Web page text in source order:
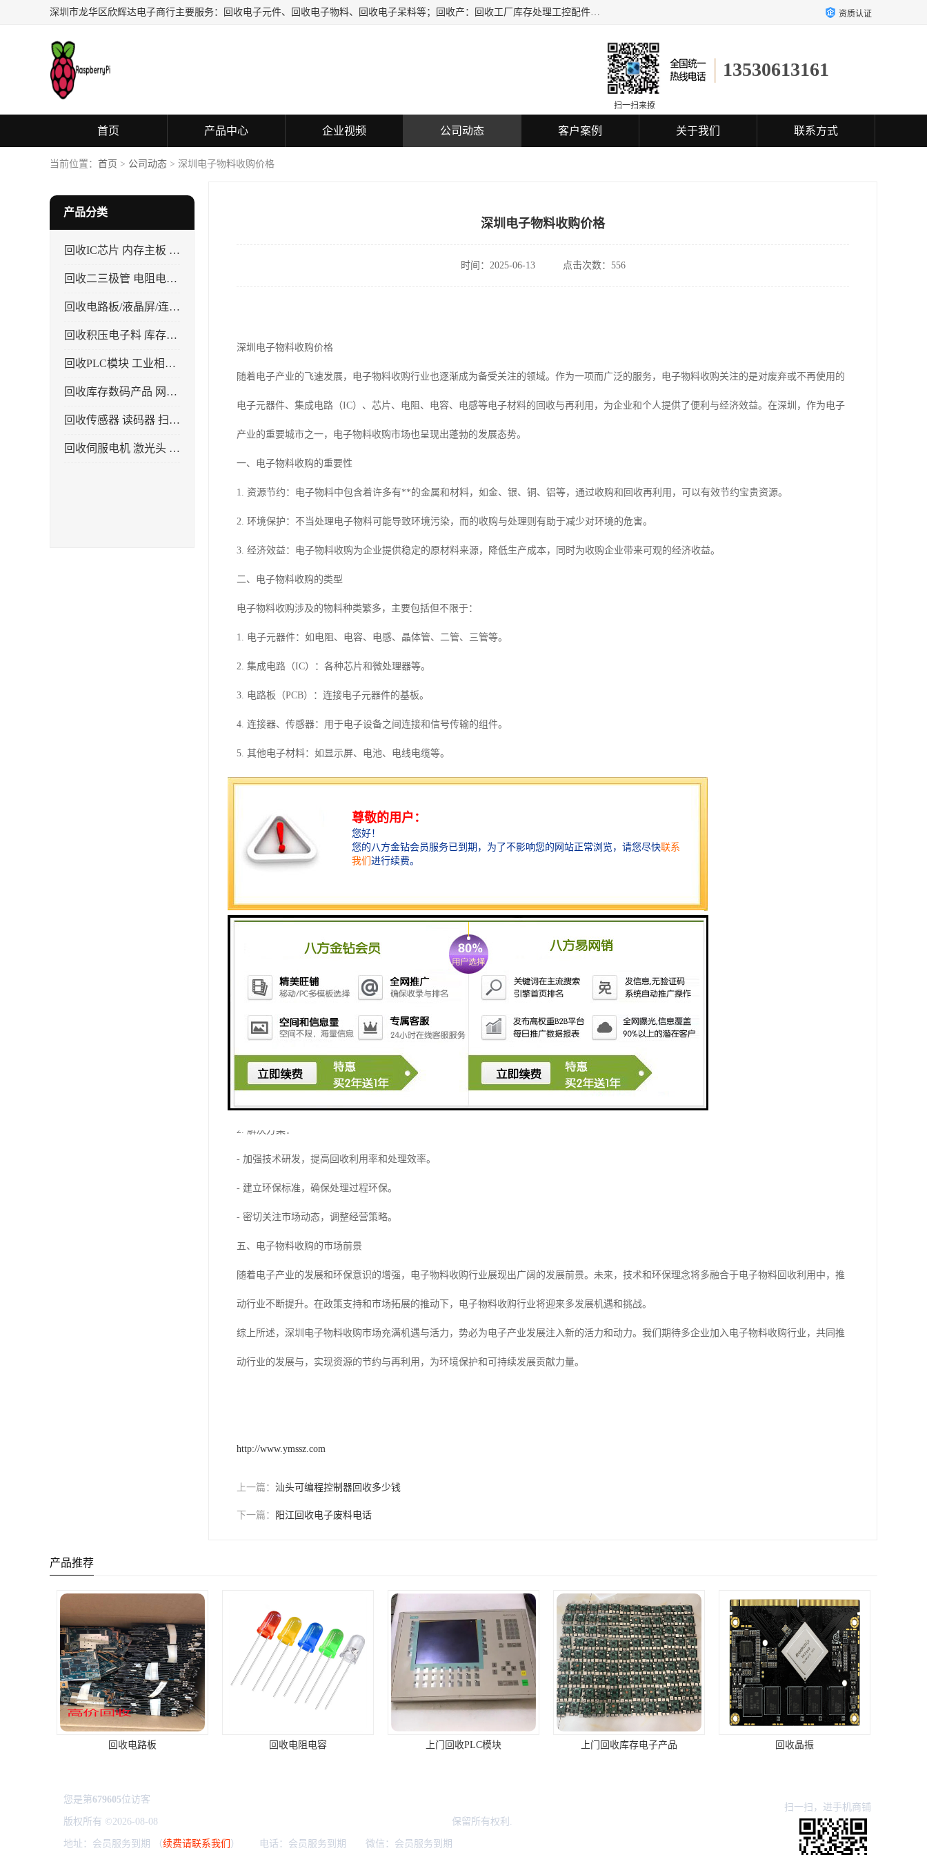
深圳市龙华区欣辉达电子商行主要服务：回收电子元件、回收电子物料、回收电子呆料等；回收产：回收工厂库存处理工控配件，电子集成电路，电子呆料，机器视觉，仪器仪表，传感器，扫描设备，三菱/西门子、松下，SMC,KEYENCE,COGNEX,PLC、回收各品牌IC二三极管，电子板，蓝牙WIFI模块，数码产品，U盘等电子产品的回收，长期提供上门回收服务。 资质认证
13530613161
扫一扫来撩
首页 产品中心 企业视频 公司动态 客户案例 关于我们 联系方式
当前位置： 首页 > 公司动态 > 深圳电子物料收购价格
产品分类
回收IC芯片 内存主板 CPU
回收二三极管 电阻电容 晶振
回收电路板/液晶屏/连接器
回收积压电子料 库存电子产品
回收PLC模块 工业相机 镜头
回收库存数码产品 网络设备
回收传感器 读码器 扫描枪
回收伺服电机 激光头 气缸 电磁阀
深圳电子物料收购价格
时间：2025-06-13 点击次数：556
深圳电子物料收购价格
随着电子产业的飞速发展，电子物料收购行业也逐渐成为备受关注的领域。作为一项而广泛的服务，电子物料收购关注的是对废弃或不再使用的
电子元器件、集成电路（IC）、芯片、电阻、电容、电感等电子材料的回收与再利用，为企业和个人提供了便利与经济效益。在深圳，作为电子
产业的重要城市之一，电子物料收购市场也呈现出蓬勃的发展态势。
一、电子物料收购的重要性
1. 资源节约：电子物料中包含着许多有**的金属和材料，如金、银、铜、铝等，通过收购和回收再利用，可以有效节约宝贵资源。
2. 环境保护：不当处理电子物料可能导致环境污染，而的收购与处理则有助于减少对环境的危害。
3. 经济效益：电子物料收购为企业提供稳定的原材料来源，降低生产成本，同时为收购企业带来可观的经济收益。
二、电子物料收购的类型
电子物料收购涉及的物料种类繁多，主要包括但不限于：
1. 电子元器件：如电阻、电容、电感、晶体管、二管、三管等。
2. 集成电路（IC）：各种芯片和微处理器等。
3. 电路板（PCB）：连接电子元器件的基板。
4. 连接器、传感器：用于电子设备之间连接和信号传输的组件。
5. 其他电子材料：如显示屏、电池、电线电缆等。
三、电子物料收购的流程
电子物料收购过程一般包括以下几个环节：
1. 信息收集与评估：收购企业收集市场上的电子物料信息，并对其进行初步评估。
2. 协商与定价：与电子物料持有者协商，确定收购价格和交易方式。
5. 处理与再利用：根据物料种类和质量，采取适当方式进行回收再利用。
四、电子物料收购的挑战与解决方案
1. 挑战：
- 电子物料种类繁多，需要不同处理方式和回收技术。
- 环境污染风险，需避免对环境造成影响。
2. 解决方案：
- 加强技术研发，提高回收利用率和处理效率。
- 建立环保标准，确保处理过程环保。
- 密切关注市场动态，调整经营策略。
五、电子物料收购的市场前景
随着电子产业的发展和环保意识的增强，电子物料收购行业展现出广阔的发展前景。未来，技术和环保理念将多融合于电子物料回收利用中，推
动行业不断提升。在政策支持和市场拓展的推动下，电子物料收购行业将迎来多发展机遇和挑战。
综上所述，深圳电子物料收购市场充满机遇与活力，势必为电子产业发展注入新的活力和动力。我们期待多企业加入电子物料收购行业，共同推
动行业的发展与，实现资源的节约与再利用，为环境保护和可持续发展贡献力量。
http://www.ymssz.com
上一篇： 汕头可编程控制器回收多少钱
下一篇： 阳江回收电子废料电话
产品推荐
回收电阻电容 上门回收PLC模块 上门回收库存电子产品 回收晶振
您是第679605位访客
版权所有 ©2026-08-08 保留所有权利.
地址：会员服务到期 （续费请联系我们 ） 电话：会员服务到期 微信：会员服务到期
扫一扫，进手机商铺